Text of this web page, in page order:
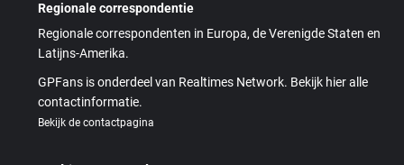
Regionale correspondentie
Regionale correspondenten in Europa, de Verenigde Staten en
Latijns-Amerika.
GPFans is onderdeel van Realtimes Network. Bekijk hier alle
contactinformatie.
Bekijk de contactpagina